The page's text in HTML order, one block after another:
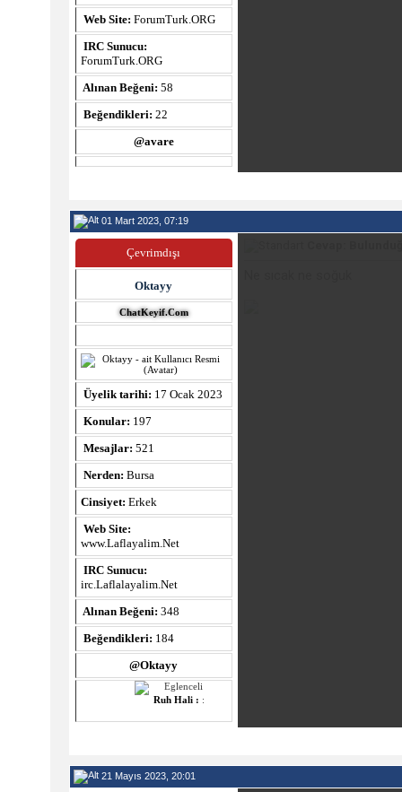
Web Site: ForumTurk.ORG
IRC Sunucu:
ForumTurk.ORG
Alınan Beğeni: 58
Beğendikleri: 22
@avare
01 Mart 2023, 07:19
Çevrimdışı
Oktayy
ChatKeyif.Com
Üyelik tarihi: 17 Ocak 2023
Konular: 197
Mesajlar: 521
Nerden: Bursa
Cinsiyet: Erkek
Web Site:
www.Laflayalim.Net
IRC Sunucu:
irc.Laflalayalim.Net
Alınan Beğeni: 348
Beğendikleri: 184
@Oktayy
Ruh Hali : :
21 Mayıs 2023, 20:01